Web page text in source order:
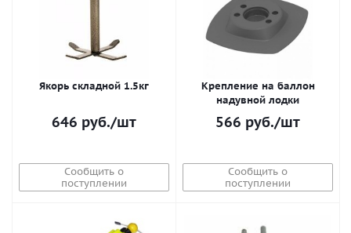
Якорь складной 1.5кг
646 руб./шт
Сообщить о
поступлении
Крепление на баллон
надувной лодки
566 руб./шт
Сообщить о
поступлении